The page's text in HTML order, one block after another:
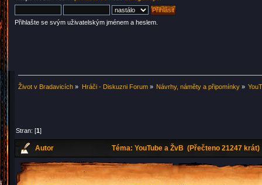
Přihlašte se svým uživatelským jménem a heslem.
Život v Bradavicích » Hráči - Diskuzni Forum» Návrhy, náměty a připomínky»
Stran: [1]
Autor Téma: YouTube a ŽvB (Přečteno 21247 krát)